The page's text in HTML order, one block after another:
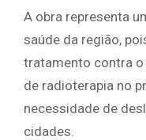
A obra representa
saúde da região,
tratamento contra
de radioterapia no
necessidade de
cidades.